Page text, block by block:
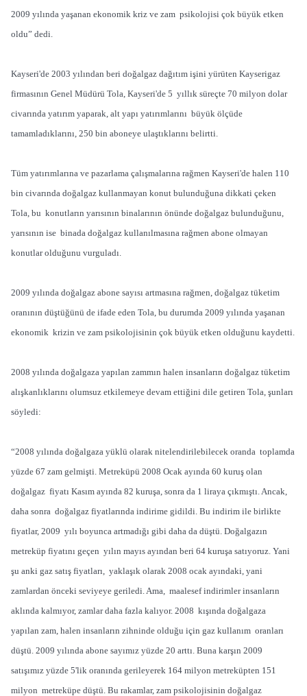
2009 yılında yaşanan ekonomik kriz ve zam psikolojisi çok büyük etken
oldu” dedi.
Kayseri'de 2003 yılından beri doğalgaz dağıtım işini yürüten Kayserigaz
firmasının Genel Müdürü Tola, Kayseri'de 5 yıllık süreçte 70 milyon dolar
civarında yatırım yaparak, alt yapı yatırımlarını büyük ölçüde
tamamladıklarını, 250 bin aboneye ulaştıklarını belirtti.
Tüm yatırımlarına ve pazarlama çalışmalarına rağmen Kayseri'de halen 110
bin civarında doğalgaz kullanmayan konut bulunduğuna dikkati çeken
Tola, bu konutların yarısının binalarının önünde doğalgaz bulunduğunu,
yarısının ise binada doğalgaz kullanılmasına rağmen abone olmayan
konutlar olduğunu vurguladı.
2009 yılında doğalgaz abone sayısı artmasına rağmen, doğalgaz tüketim
oranının düştüğünü de ifade eden Tola, bu durumda 2009 yılında yaşanan
ekonomik krizin ve zam psikolojisinin çok büyük etken olduğunu kaydetti.
2008 yılında doğalgaza yapılan zammın halen insanların doğalgaz tüketim
alışkanlıklarını olumsuz etkilemeye devam ettiğini dile getiren Tola, şunları
söyledi:
“2008 yılında doğalgaza yüklü olarak nitelendirilebilecek oranda toplamda
yüzde 67 zam gelmişti. Metreküpü 2008 Ocak ayında 60 kuruş olan
doğalgaz fiyatı Kasım ayında 82 kuruşa, sonra da 1 liraya çıkmıştı. Ancak,
daha sonra doğalgaz fiyatlarında indirime gidildi. Bu indirim ile birlikte
fiyatlar, 2009 yılı boyunca artmadığı gibi daha da düştü. Doğalgazın
metreküp fiyatını geçen yılın mayıs ayından beri 64 kuruşa satıyoruz. Yani
şu anki gaz satış fiyatları, yaklaşık olarak 2008 ocak ayındaki, yani
zamlardan önceki seviyeye geriledi. Ama, maalesef indirimler insanların
aklında kalmıyor, zamlar daha fazla kalıyor. 2008 kışında doğalgaza
yapılan zam, halen insanların zihninde olduğu için gaz kullanım oranları
düştü. 2009 yılında abone sayımız yüzde 20 arttı. Buna karşın 2009
satışımız yüzde 5'lik oranında gerileyerek 164 milyon metreküpten 151
milyon metreküpe düştü. Bu rakamlar, zam psikolojisinin doğalgaz